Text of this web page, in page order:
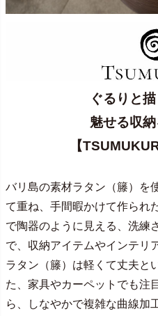
ぐるりと
魅せる収納
【
バリ島の素材ラタン（籐）を
て重ね、手間暇かけて作られ
で陶器のように見える、洗練
で、収納アイテムやインテリ
ラタン（籐）は軽くて丈夫と
た、家具やカーペットでも注
ら、しなやかで複雑な曲線加